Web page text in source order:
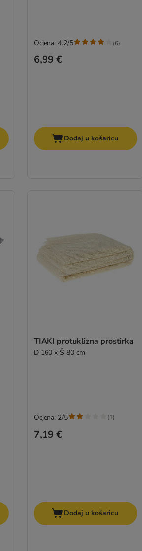
6,99 €
Ocjena: 4.2/5 (6)
Dodaj u košaricu
TIAKI protuklizna prostirka
D 160 x Š 80 cm
7,19 €
Ocjena: 2/5 (1)
Dodaj u košaricu